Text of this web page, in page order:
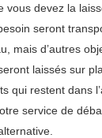
vous devez la
seront
mais d’autres
laissés sur
qui restent dans
service de